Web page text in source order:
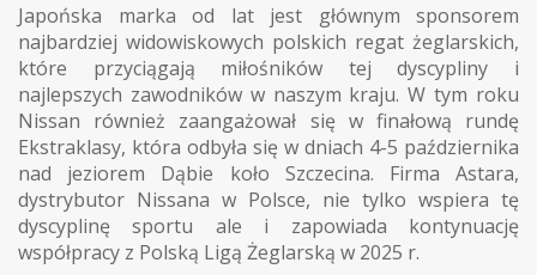
Japońska marka od lat jest głównym sponsorem
najbardziej widowiskowych polskich regat żeglarskich,
które przyciągają miłośników tej dyscypliny i
najlepszych zawodników w naszym kraju. W tym roku
Nissan również zaangażował się w finałową rundę
Ekstraklasy, która odbyła się w dniach 4-5 października
nad jeziorem Dąbie koło Szczecina. Firma Astara,
dystrybutor Nissana w Polsce, nie tylko wspiera tę
dyscyplinę sportu ale i zapowiada kontynuację
współpracy z Polską Ligą Żeglarską w 2025 r.